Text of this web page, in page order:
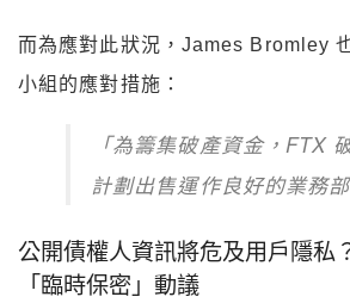
而為應對此狀況，James Bromley
小組的應對措施：
「為籌集破產資金，FTX
計劃出售運作良好的業務部
公開債權人資訊將危及用戶隱私
「臨時保密」動議